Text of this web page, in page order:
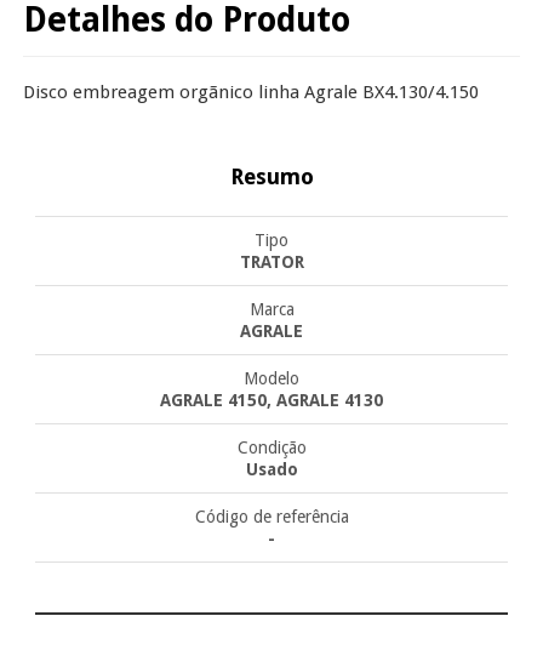
Detalhes do Produto
Disco embreagem orgãnico linha Agrale BX4.130/4.150
Resumo
Tipo
TRATOR
Marca
AGRALE
Modelo
AGRALE 4150, AGRALE 4130
Condição
Usado
Código de referência
-